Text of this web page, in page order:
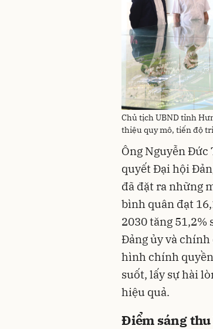
Chủ tịch UBND tỉnh
thiệu quy mô, tiến độ
Ông Nguyễn Đức
quyết Đại hội
đã đặt ra những
bình quân đạt
2030 tăng 51,2%
Đảng ủy và
hình chính
suốt, lấy sự hài
hiệu quả.
Điểm sáng